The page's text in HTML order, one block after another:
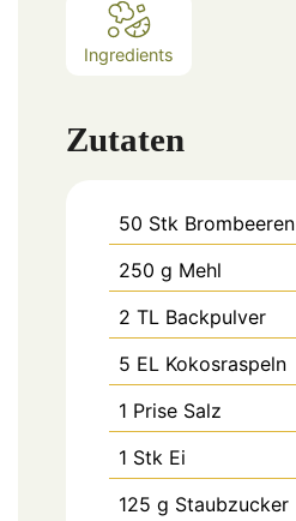
Ingredients
Zutaten
50 Stk Brombeeren
250 g Mehl
2 TL Backpulver
5 EL Kokosraspeln
1 Prise Salz
1 Stk Ei
125 g Staubzucker